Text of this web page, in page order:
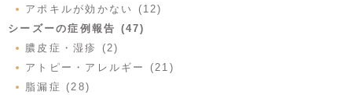
アポキルが効かない (12)
シーズーの症例報告 (47)
膿皮症・湿疹 (2)
アトピー・アレルギー (21)
脂漏症 (28)